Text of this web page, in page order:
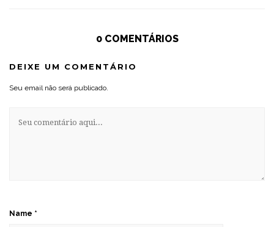
0 COMENTÁRIOS
DEIXE UM COMENTÁRIO
Seu email não será publicado.
Name *